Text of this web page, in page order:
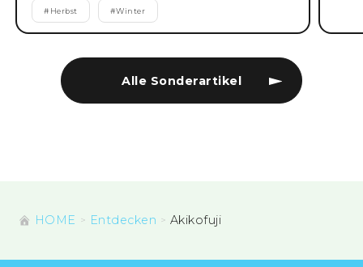
Alle Sonderartikel
# Herbst #Winter
HOME Entdecken Akikofuji